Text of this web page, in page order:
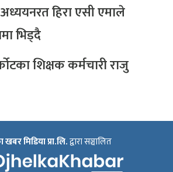
हिरा एसी एमाले
भिड्दै
शिक्षक कर्मचारी राजु
मिडिया प्रा.लि.द्वारा सञ्चालित